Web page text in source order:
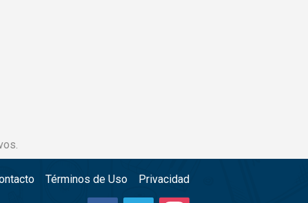
Términos de Uso Privacidad